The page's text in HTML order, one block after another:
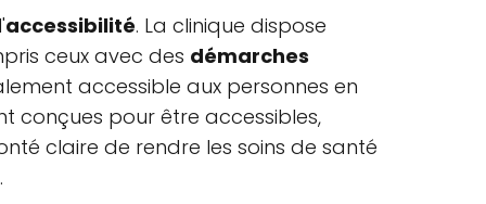
accessibilité. La clinique dispose
ceux avec des démarches
accessible aux personnes en
conçues pour être accessibles,
claire de rendre les soins de santé